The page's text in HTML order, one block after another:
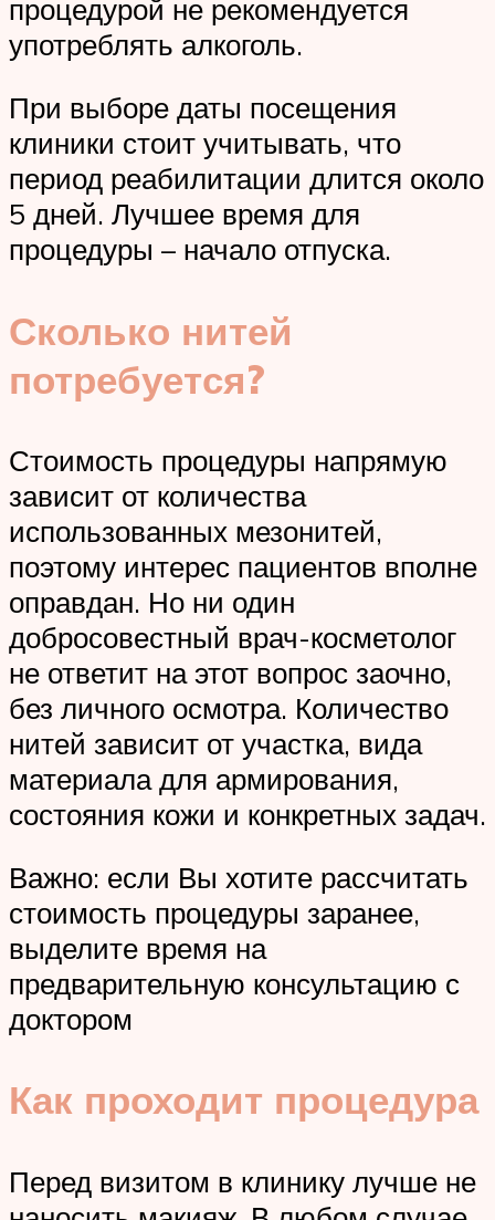
процедурой не рекомендуется
употреблять алкоголь.
При выборе даты посещения
клиники стоит учитывать, что
период реабилитации длится около
5 дней. Лучшее время для
процедуры – начало отпуска.
Сколько нитей
потребуется?
Стоимость процедуры напрямую
зависит от количества
использованных мезонитей,
поэтому интерес пациентов вполне
оправдан. Но ни один
добросовестный врач-косметолог
не ответит на этот вопрос заочно,
без личного осмотра. Количество
нитей зависит от участка, вида
материала для армирования,
состояния кожи и конкретных задач.
Важно: если Вы хотите рассчитать
стоимость процедуры заранее,
выделите время на
предварительную консультацию с
доктором
Как проходит процедура
Перед визитом в клинику лучше не